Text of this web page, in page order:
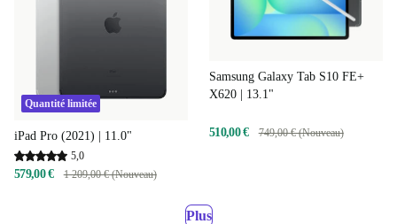
Quantité limitée
iPad Pro (2021) | 11.0"
5,0
579,00 € 1 209,00 € (Nouveau)
Samsung Galaxy Tab S10 FE+
X620 | 13.1"
510,00 € 749,00 € (Nouveau)
Plus